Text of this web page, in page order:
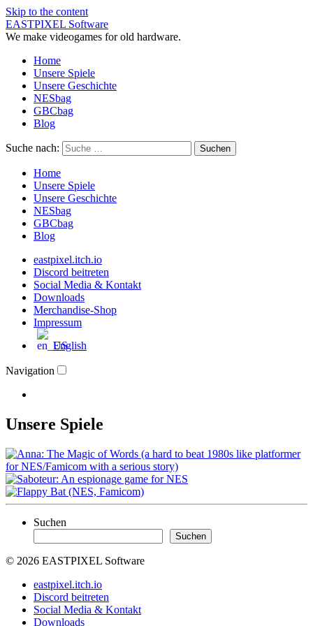
Skip to the content
EASTPIXEL Software
We make videogames for old hardware.
Home
Unsere Spiele
Unsere Geschichte
NESbag
GBCbag
Blog
Suche nach:
Home
Unsere Spiele
Unsere Geschichte
NESbag
GBCbag
Blog
eastpixel.itch.io
Discord beitreten
Social Media & Kontakt
Downloads
Merchandise-Shop
Impressum
English
Navigation
Unsere Spiele
Suchen
Suchen
© 2026 EASTPIXEL Software
eastpixel.itch.io
Discord beitreten
Social Media & Kontakt
Downloads